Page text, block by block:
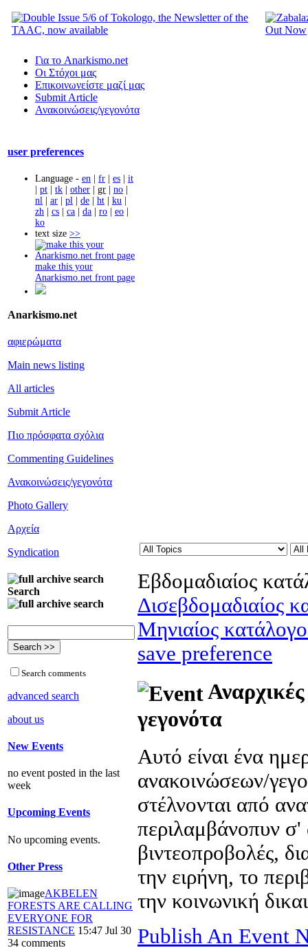
Για το Anarkismo.net
Οι Στόχοι μας
Επικοινωνείστε μαζί μας
Submit Article
Ανακοινώσεις/γεγονότα
user preferences
Language - en | fr | es | it
| pt | tk | other | gr | no |
nl | ar | pl | de | ht | ku |
zh | cs | ca | da | ro | eo |
ko
text size >>
make this your
Anarkismo.net front page
Anarkismo.net
αφιερώματα
Main news listing
All articles
Submit Article
Πιο πρόσφατα σχόλια
Commenting Guidelines
Ανακοινώσεις/γεγονότα
Photo Gallery
Αρχεία
Syndication
Search
Search comments
advanced search
about us
New Events
no event posted in the last
week
Upcoming Events
No upcoming events.
Other Press
AKBELEN
FORESTS ARE CALLING
EVERYONE FOR
RESISTANCE 15:47 Jul 30
34 comments
Εβδομαδιαίος
Δισεβδομαδιαίος
Μηνιαίος
save preference
γεγονότα
Αυτό είναι ένα
ανακοινώσεων/
στέλνονται από
περιλαμβάνοπυν σ'
βιντεοπροβολές,
την ειρήνη, το
την κοινωνική
Publish An Event